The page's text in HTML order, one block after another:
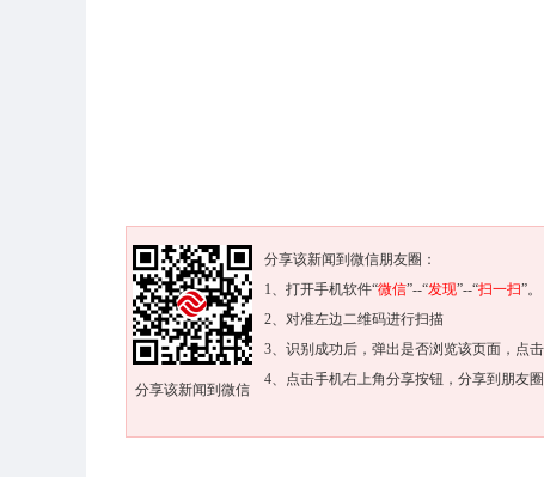
分享该新闻到微信
分享该新闻到微信朋友圈：
1、打开手机软件“微信”--“发现”--“扫一扫”。
2、对准左边二维码进行扫描
3、识别成功后，弹出是否浏览该页面，点击
4、点击手机右上角分享按钮，分享到朋友圈